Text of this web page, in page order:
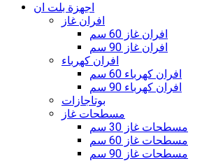
اجهزة بلت ان
افران غاز
افران غاز 60 سم
افران غاز 90 سم
افران كهرباء
افران كهرباء 60 سم
افران كهرباء 90 سم
بوتاجازات
مسطحات غاز
مسطحات غاز 30 سم
مسطحات غاز 60 سم
مسطحات غاز 90 سم